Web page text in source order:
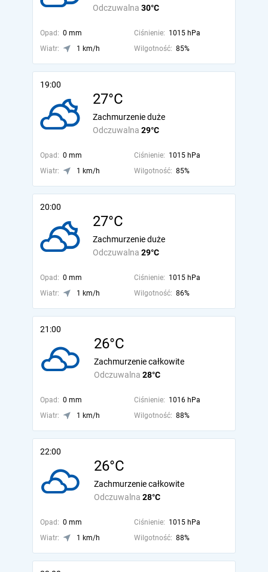
Odczuwalna 30°C
Opad: 0 mm Ciśnienie: 1015 hPa
Wiatr:
1 km/h Wilgotność: 85%
19:00
27°C
Odczuwalna 29°C
Zachmurzenie duże
Opad: 0 mm Ciśnienie: 1015 hPa
Wiatr:
1 km/h Wilgotność: 85%
20:00
27°C
Odczuwalna 29°C
Zachmurzenie duże
Opad: 0 mm Ciśnienie: 1015 hPa
Wiatr:
1 km/h Wilgotność: 86%
21:00
26°C
Odczuwalna 28°C
Zachmurzenie całkowite
Opad: 0 mm Ciśnienie: 1016 hPa
Wiatr:
1 km/h Wilgotność: 88%
22:00
26°C
Odczuwalna 28°C
Zachmurzenie całkowite
Opad: 0 mm Ciśnienie: 1015 hPa
Wiatr:
1 km/h Wilgotność: 88%